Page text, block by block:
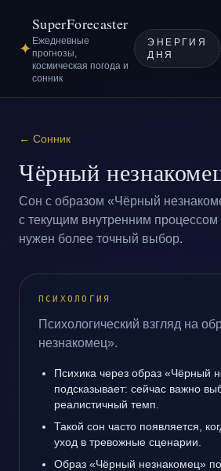
✦
SuperForecaster
Ежедневные
прогнозы,
космическая погода и
сонник
ЭНЕРГИЯ
ДНЯ
← Сонник
Чёрный
Сон с образом «Чёрный
с текущим внутренним
нужен более точный выбор.
ПСИХОЛОГИЯ
Психологический взгляд на
незнакомец».
Психика через образ «Чёрный
подсказывает: сейчас важно
реалистичный темп.
Такой сон часто появляется,
уход в тревожные сценарии.
Образ «Чёрный незнакомец»